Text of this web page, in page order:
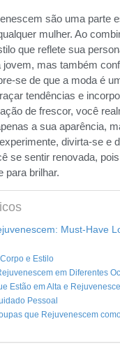
são uma parte
mulher. Ao
que reflete sua
jovem, mas também
se de que a moda é
tendências e
de frescor, você
a sua aparência,
divirta-se e
se sentir renovada,
para brilhar.
Must-Have
e Estilo
em Diferentes
Estão em Alta e
Pessoal
que Rejuvenescem